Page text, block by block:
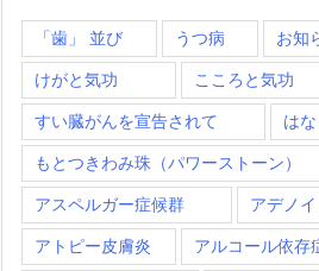
「歯」 並び うつ病 お知
けがと気功 こころと気功
すい臓がんを宣告されて はな
もとつきわみ珠（パワーストーン）
アスペルガー症候群 アデノイ
アトピー皮膚炎 アルコール依存